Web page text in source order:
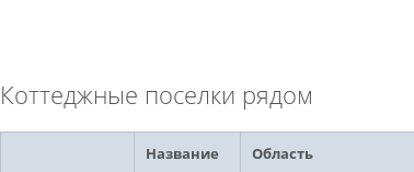
Коттеджные поселки рядом
Название Область